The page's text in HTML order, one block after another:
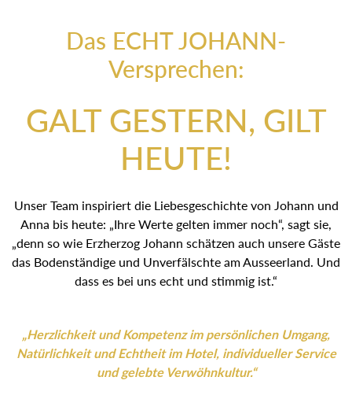
Das ECHT JOHANN-
Versprechen:
GALT GESTERN, GILT
HEUTE!
Unser Team inspiriert die Liebesgeschichte von Johann und
Anna bis heute: „Ihre Werte gelten immer noch“, sagt sie,
„denn so wie Erzherzog Johann schätzen auch unsere Gäste
das Bodenständige und Unverfälschte am Ausseerland. Und
dass es bei uns echt und stimmig ist.“
„Herzlichkeit und Kompetenz im persönlichen Umgang,
Natürlichkeit und Echtheit im Hotel, individueller Service
und gelebte Verwöhnkultur.“